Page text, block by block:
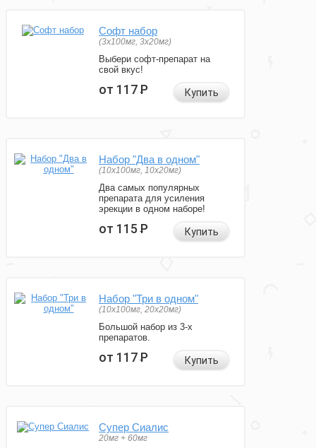
Софт набор
(3x100мг, 3x20мг)
Выбери софт-препарат на
свой вкус!
от 117Р Купить
Набор "Два в одном"
(10x100мг, 10x20мг)
Два самых популярных
препарата для усиления
эрекции в одном наборе!
от 115Р Купить
Набор "Три в одном"
(10x100мг, 20x20мг)
Большой набор из 3-х
препаратов.
от 117Р Купить
Супер Сиалис
20мг + 60мг